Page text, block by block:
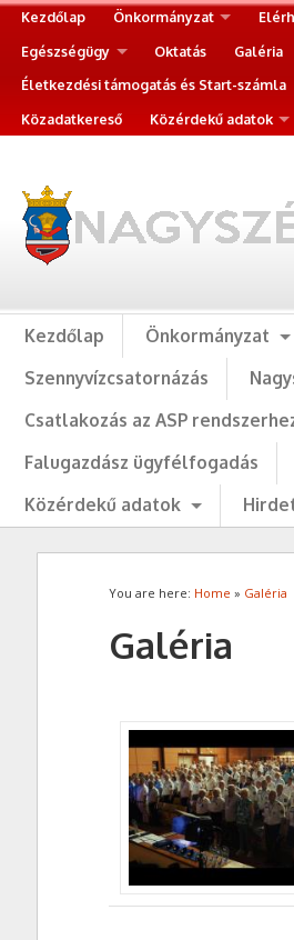
Kezdőlap Önkormányzat
Egészségügy
Oktatás Galéria
Életkezdési támogatás és Start-számla
Közadatkereső
Közérdekű adatok
Kezdőlap Önkormányzat
Szennyvízcsatornázás
Csatlakozás az ASP
Falugazdász ügyfélfogadás
Közérdekű adatok
You are here: Home » Galéria
Galéria